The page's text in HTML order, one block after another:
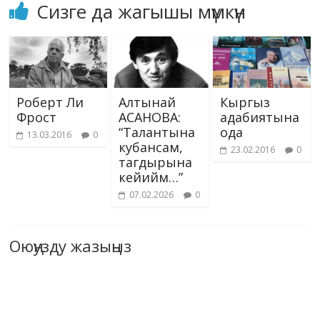
Сизге да жагышы мүмкүн
Роберт Ли
Фрост
13.03.2016 0
Алтынай
АСАНОВА:
“Талантына
кубансам,
тагдырына
кейийм…”
07.02.2026 0
Кыргыз
адабиятына
ода
23.02.2016 0
Оюңузду жазыңыз